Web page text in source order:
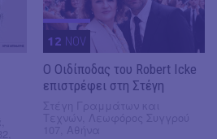
12 NOV
O Οιδίποδας του Robert Icke
επιστρέφει στη Στέγη